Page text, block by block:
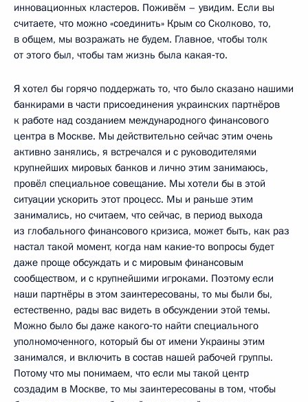
инновационных кластеров. Поживём – увидим. Если вы
считаете, что можно «соединить» Крым со Сколково, то,
в общем, мы возражать не будем. Главное, чтобы толк
от этого был, чтобы там жизнь была какая‑то.
Я хотел бы горячо поддержать то, что было сказано нашими
банкирами в части присоединения украинских партнёров
к работе над созданием международного финансового
центра в Москве. Мы действительно сейчас этим очень
активно занялись, я встречался и с руководителями
крупнейших мировых банков и лично этим занимаюсь,
провёл специальное совещание. Мы хотели бы в этой
ситуации ускорить этот процесс. Мы и раньше этим
занимались, но считаем, что сейчас, в период выхода
из глобального финансового кризиса, может быть, как раз
настал такой момент, когда нам какие‑то вопросы будет
даже проще обсуждать и с мировым финансовым
сообществом, и с крупнейшими игроками. Поэтому если
наши партнёры в этом заинтересованы, то мы были бы,
естественно, рады вас видеть в обсуждении этой темы.
Можно было бы даже какого‑то найти специального
уполномоченного, который бы от имени Украины этим
занимался, и включить в состав нашей рабочей группы.
Потому что мы понимаем, что если мы такой центр
создадим в Москве, то мы заинтересованы в том, чтобы